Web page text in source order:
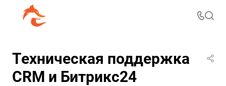
Техническая поддержка
CRM и Битрикс24